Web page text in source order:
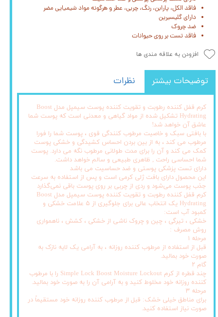
فاقد الکل، پارابن، رنگ، چربی، عطر و هرگونه مواد شیمیایی مضر
دارای گلیسیرین
ضد چروک
فاقد تست بر روی حیوانات
افزودن به علاقه مندی ها
توضیحات بیشتر نظرات
کرم قفل کننده رطوبت و تقویت کننده پوست سیمپل مدل Boost
Hydrating تشکیل شده از مواد گیاهی و معدنی است که پوست شما
عاشق آن خواهد شد!
با بافتی سبک و خاصیت مرطوب کنندگی قوی ، پوست شما را فورا
مرطوب می کند ، به از بین بردن احساس کشیدگی و خشکی پوست
کمک می کند و آن را برای مدت طولانی مرطوب نگه می دارد. پوست
شما احساسی راحت , ظاهری طبیعی و سالم خواهد داشت.
دارای تست پزشکی پوستی و ضد حساسیت می باشد
این محصول دارای بافت ژلی کرمی است و پس از استفاده به سرعت
جذب پوست می‌شود و ردی از چربی بر روی پوست باقی نمی‌گذارد
کرم قفل کننده رطوبت و تقویت کننده پوست سیمپل مدل Boost
Hydrating یک انتخاب عالی برای جلوگیری از ۵ علامت خشکی و
کمبود آب است:
خشکی ، تیرگی ، چین و چروک ناشی از خشکی ، کشش ، ناهمواری
روش مصرف :
مرحله ۱
قبل از استفاده از مرطوب کننده روزانه ، به آرامی یک لایه نازک به
صورت خود بمالید.
گام ۲
چند قطره از کرم Simple Lock Boost Moisture Lockout را با مرطوب
کننده روزانه خود مخلوط کنید و به آرامی آن را به صورت خود بمالید.
مرحله ۳
برای مناطق خیلی خشک: قبل از مرطوب کننده روزانه خود مستقیماً در
صورت نیاز استفاده کنید.